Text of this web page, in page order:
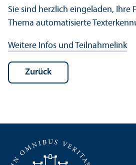
Sie sind herzlich eingeladen, Ihre
Thema automatisierte
Weitere Infos und Teilnahmelink
Zurück